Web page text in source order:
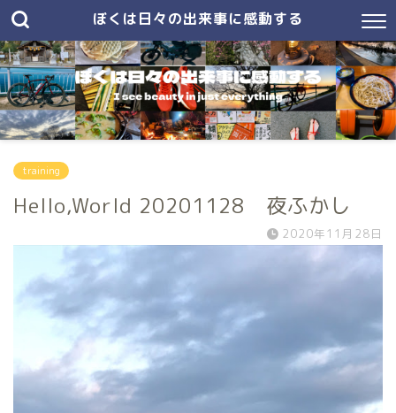
ぼくは日々の出来事に感動する
training
Hello,World 20201128 夜ふかし
2020年11月28日